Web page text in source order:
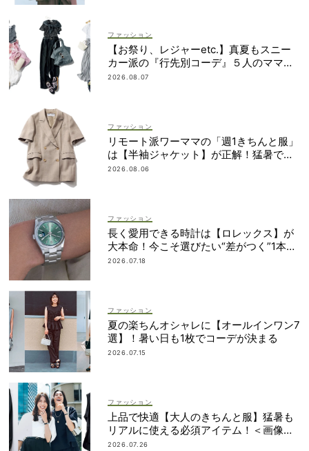
ファッション
【お祭り、レジャーetc.】真夏もスニー
カー派の『行先別コーデ』５人のママス
タイリストが直伝！
2026.08.07
ファッション
リモート派ワーママの「週1きちんと服」
は【半袖ジャケット】が正解！猛暑でも
涼しい名品5選
2026.08.06
ファッション
長く愛用できる時計は【ロレックス】が
大本命！今こそ選びたい“差がつく”1本
は？
2026.07.18
ファッション
夏の楽ちんオシャレに【オールインワン7
選】！暑い日も1枚でコーデが決まる
2026.07.15
ファッション
上品で快適【大人のきちんと服】猛暑も
リアルに使える必須アイテム！＜画像集
＞
2026.07.26